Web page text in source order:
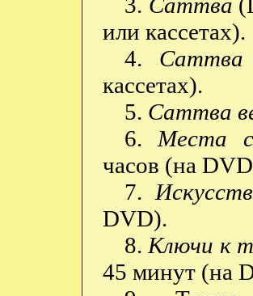
или кассетах).
4. Саттва
кассетах).
5. Саттва
6. Места
часов (на
7.
DVD).
8. Ключи к
45 минут (на